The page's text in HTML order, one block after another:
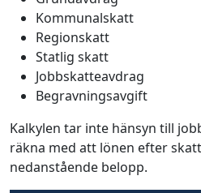
Kommunalskatt
Regionskatt
Statlig skatt
Jobbskatteavdrag
Begravningsavgift
Kalkylen tar inte hänsyn till
räkna med att lönen efter
nedanstående belopp.